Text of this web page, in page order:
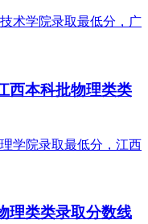
西本科批物理类类
理类类录取分数线